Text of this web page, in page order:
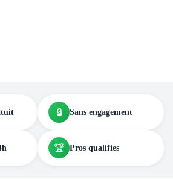
locales vérifiées
garantie
et primes incluses
🔒 Sans engagement
🏆 Pros qualifies